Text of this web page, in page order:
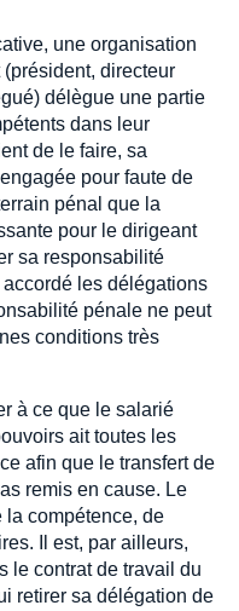
une organisation
directeur
délègue une partie
dans leur
de le faire, sa
pour faute de
pénal que la
pour le dirigeant
sa responsabilité
les délégations
pénale ne peut
conditions très
à ce que le salarié
ait toutes les
afin que le transfert de
remis en cause. Le
la compétence, de
Il est, par ailleurs,
le contrat de travail du
retirer sa délégation de